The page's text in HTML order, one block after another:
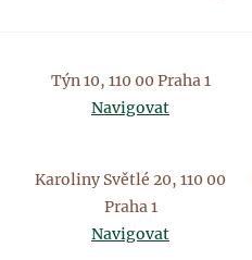
Týn 10, 110 00 Praha 1
Navigovat
Karoliny Světlé 20, 110 00
Praha 1
Navigovat